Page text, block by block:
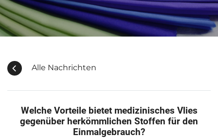
Alle Nachrichten
Welche Vorteile bietet medizinisches Vlies
gegenüber herkömmlichen Stoffen für den
Einmalgebrauch?